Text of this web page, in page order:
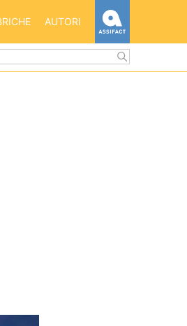
AUTORI
HOME
ASSIFACT